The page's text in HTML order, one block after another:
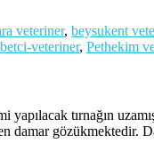
veteriner, beysukent
veteriner, Pethekim
tırnağın uzamış
gözükmektedir.